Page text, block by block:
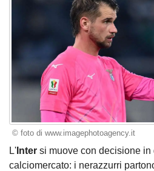
© foto di www.imagephotoagency.it
L' Inter si muove con decisione in
calciomercato: i nerazzurri